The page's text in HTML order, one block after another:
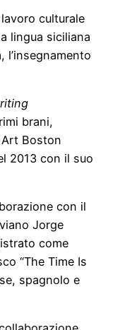
culturale
lingua siciliana
l’insegnamento
brani,
Boston
2013 con il suo
con il
Jorge
come
“The Time Is
spagnolo e